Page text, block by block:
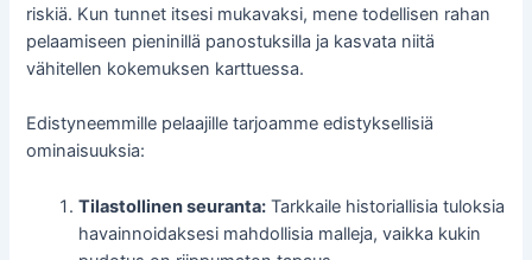
riskiä. Kun tunnet itsesi mukavaksi, mene todellisen rahan
pelaamiseen pieninillä panostuksilla ja kasvata niitä
vähitellen kokemuksen karttuessa.
Edistyneemmille pelaajille tarjoamme edistyksellisiä
ominaisuuksia:
Tilastollinen seuranta: Tarkkaile historiallisia tuloksia
havainnoidaksesi mahdollisia malleja, vaikka kukin